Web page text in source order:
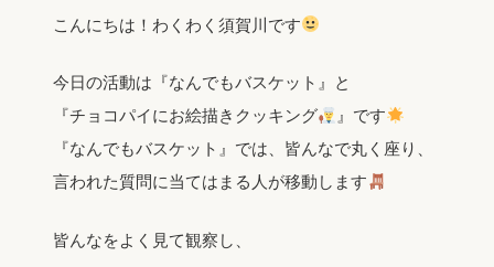
こんにちは！わくわく須賀川です
今日の活動は『なんでもバスケット』と
『チョコパイにお絵描きクッキング
』です
『なんでもバスケット』では、皆んなで丸く座り、
言われた質問に当てはまる人が移動します
皆んなをよく見て観察し、